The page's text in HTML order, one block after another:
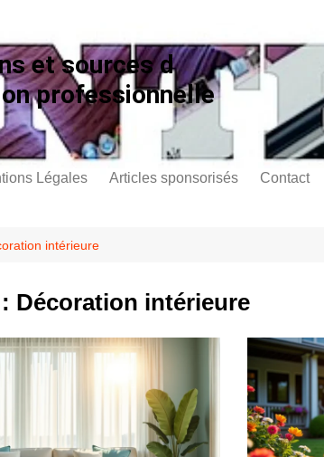
et sources d
professionnelle
Légales Articles sponsorisés Contact
intérieure
Décoration intérieure